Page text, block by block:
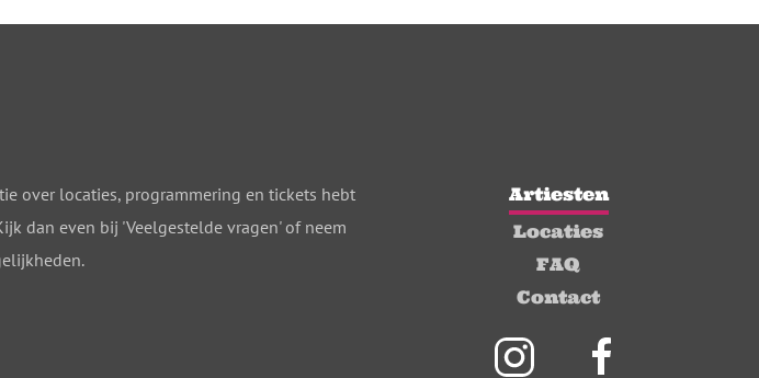
over locaties, programmering en tickets hebt
dan even bij 'Veelgestelde vragen' of neem
Artiesten
Locaties
FAQ
Contact